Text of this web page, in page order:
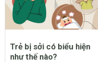
Trẻ bị sởi có biểu hiện
như thế nào?